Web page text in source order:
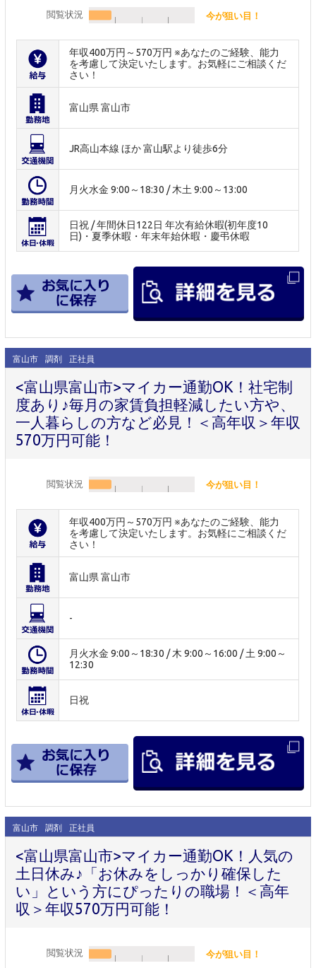
閲覧状況 今が狙い目！
年収400万円～570万円 ※あなたのご経験、能力
を考慮して決定いたします。お気軽にご相談くだ
さい！
富山県 富山市
JR高山本線 ほか 富山駅より徒歩6分
月火水金 9:00～18:30 / 木土 9:00～13:00
日祝 / 年間休日122日 年次有給休暇(初年度10
日)・夏季休暇・年末年始休暇・慶弔休暇
富山市 調剤 正社員
<富山県富山市>マイカー通勤OK！社宅制
度あり♪毎月の家賃負担軽減したい方や、
一人暮らしの方など必見！＜高年収＞年収
570万円可能！
閲覧状況 今が狙い目！
年収400万円～570万円 ※あなたのご経験、能力
を考慮して決定いたします。お気軽にご相談くだ
さい！
富山県 富山市
-
月火水金 9:00～18:30 / 木 9:00～16:00 / 土 9:00～
12:30
日祝
富山市 調剤 正社員
<富山県富山市>マイカー通勤OK！人気の
土日休み♪「お休みをしっかり確保した
い」という方にぴったりの職場！＜高年
収＞年収570万円可能！
閲覧状況 今が狙い目！